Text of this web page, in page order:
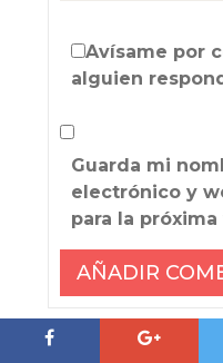
Avísame por
alguien
Guarda mi
electrónico y
para la